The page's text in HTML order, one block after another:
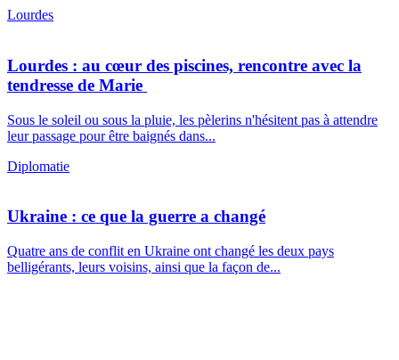
Lourdes
Lourdes : au cœur des piscines, rencontre avec la
tendresse de Marie
Sous le soleil ou sous la pluie, les pèlerins n'hésitent pas à attendre
leur passage pour être baignés dans...
Diplomatie
Ukraine : ce que la guerre a changé
Quatre ans de conflit en Ukraine ont changé les deux pays
belligérants, leurs voisins, ainsi que la façon de...